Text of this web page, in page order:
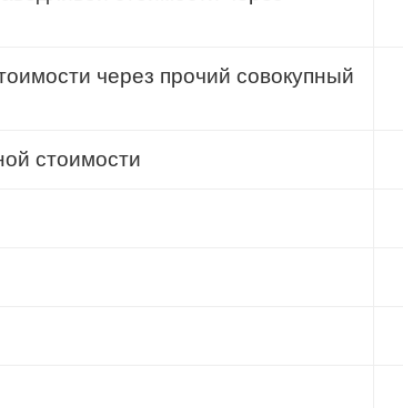
через прочий совокупный
стоимости